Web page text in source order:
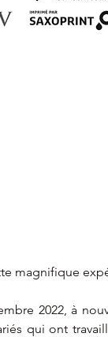
magnifique
2022, à
qui ont